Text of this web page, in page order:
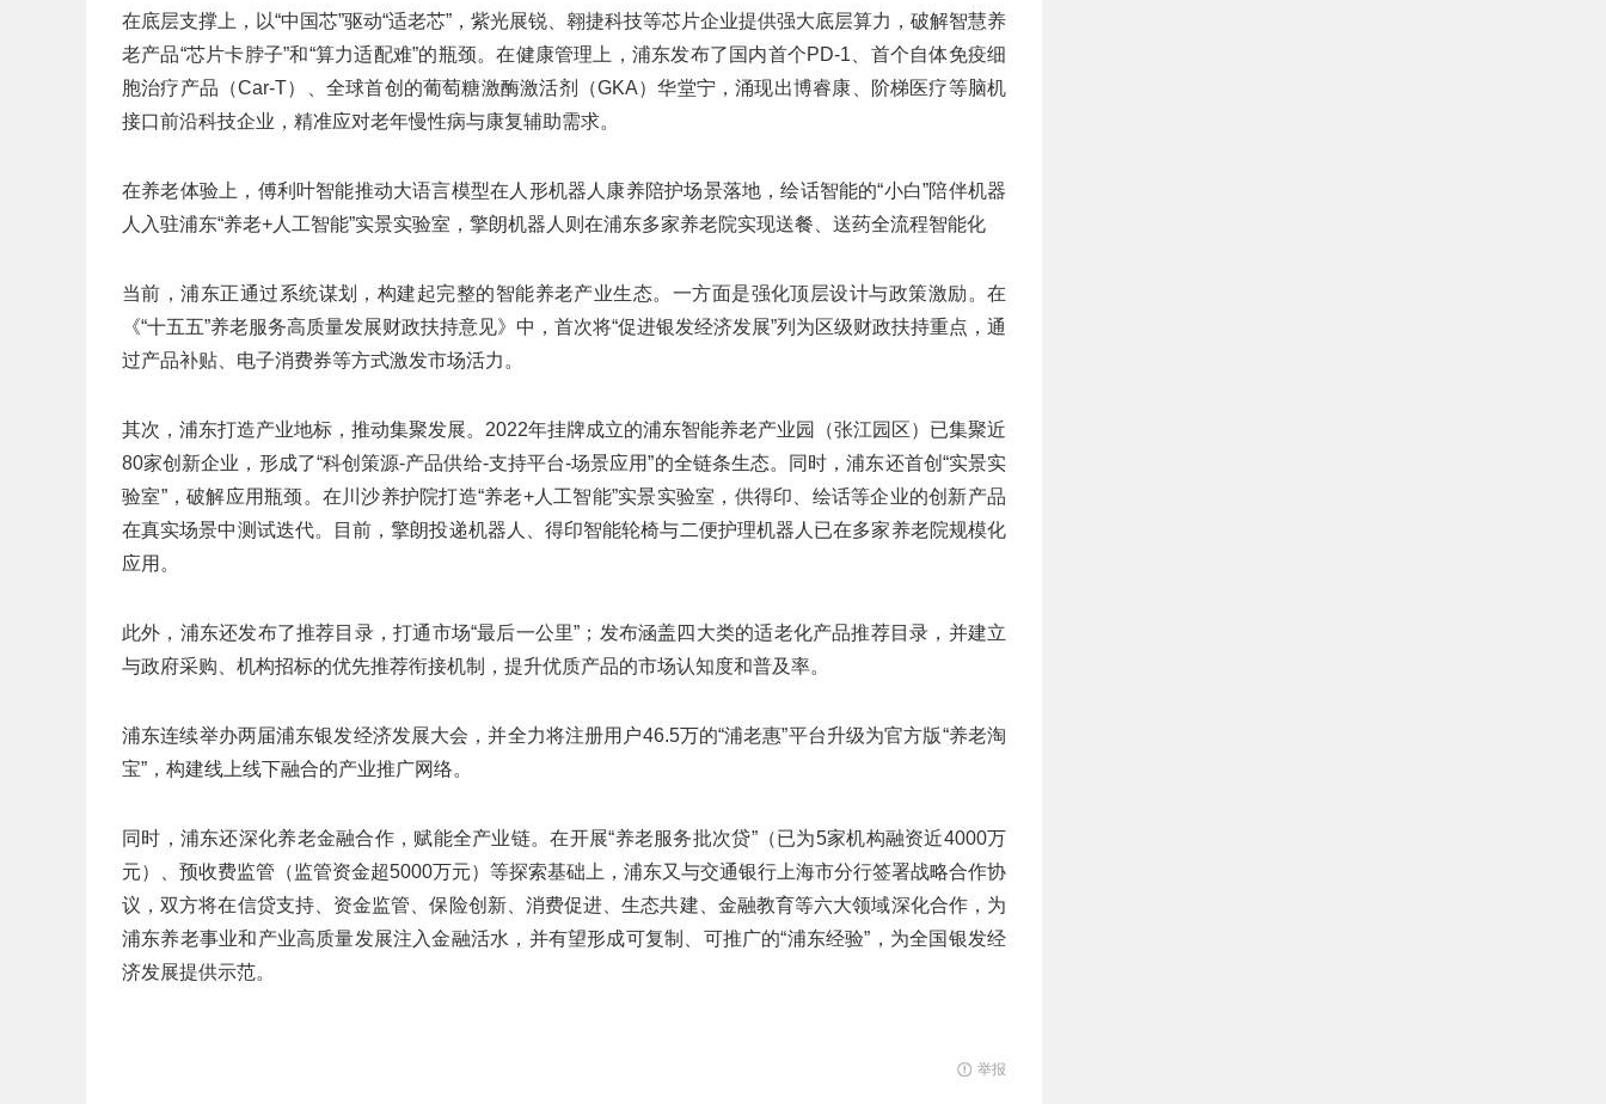
在底层支撑上，以“中国芯”驱动“适老芯”，紫光展锐、翱捷科技等芯片企业提供强大底层算力，破解智慧养
老产品“芯片卡脖子”和“算力适配难”的瓶颈。在健康管理上，浦东发布了国内首个PD-1、首个自体免疫细
胞治疗产品（Car-T）、全球首创的葡萄糖激酶激活剂（GKA）华堂宁，涌现出博睿康、阶梯医疗等脑机
接口前沿科技企业，精准应对老年慢性病与康复辅助需求。
在养老体验上，傅利叶智能推动大语言模型在人形机器人康养陪护场景落地，绘话智能的“小白”陪伴机器
人入驻浦东“养老+人工智能”实景实验室，擎朗机器人则在浦东多家养老院实现送餐、送药全流程智能化
当前，浦东正通过系统谋划，构建起完整的智能养老产业生态。一方面是强化顶层设计与政策激励。在
《“十五五”养老服务高质量发展财政扶持意见》中，首次将“促进银发经济发展”列为区级财政扶持重点，通
过产品补贴、电子消费券等方式激发市场活力。
其次，浦东打造产业地标，推动集聚发展。2022年挂牌成立的浦东智能养老产业园（张江园区）已集聚近
80家创新企业，形成了“科创策源-产品供给-支持平台-场景应用”的全链条生态。同时，浦东还首创“实景实
验室”，破解应用瓶颈。在川沙养护院打造“养老+人工智能”实景实验室，供得印、绘话等企业的创新产品
在真实场景中测试迭代。目前，擎朗投递机器人、得印智能轮椅与二便护理机器人已在多家养老院规模化
应用。
此外，浦东还发布了推荐目录，打通市场“最后一公里”；发布涵盖四大类的适老化产品推荐目录，并建立
与政府采购、机构招标的优先推荐衔接机制，提升优质产品的市场认知度和普及率。
浦东连续举办两届浦东银发经济发展大会，并全力将注册用户46.5万的“浦老惠”平台升级为官方版“养老淘
宝”，构建线上线下融合的产业推广网络。
同时，浦东还深化养老金融合作，赋能全产业链。在开展“养老服务批次贷”（已为5家机构融资近4000万
元）、预收费监管（监管资金超5000万元）等探索基础上，浦东又与交通银行上海市分行签署战略合作协
议，双方将在信贷支持、资金监管、保险创新、消费促进、生态共建、金融教育等六大领域深化合作，为
浦东养老事业和产业高质量发展注入金融活水，并有望形成可复制、可推广的“浦东经验”，为全国银发经
济发展提供示范。
举报